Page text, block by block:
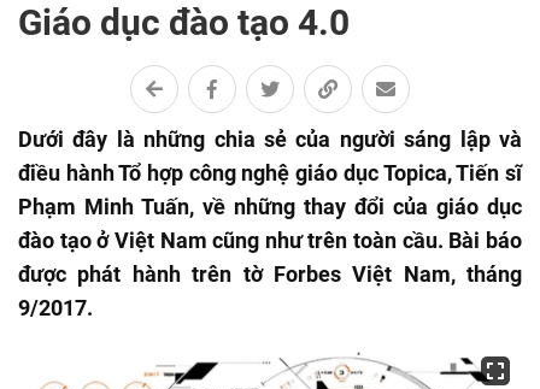
Giáo dục đào tạo 4.0
Dưới đây là những chia sẻ của người sáng lập và
điều hành Tổ hợp công nghệ giáo dục Topica, Tiến sĩ
Phạm Minh Tuấn, về những thay đổi của giáo dục
đào tạo ở Việt Nam cũng như trên toàn cầu. Bài báo
được phát hành trên tờ Forbes Việt Nam, tháng
9/2017.